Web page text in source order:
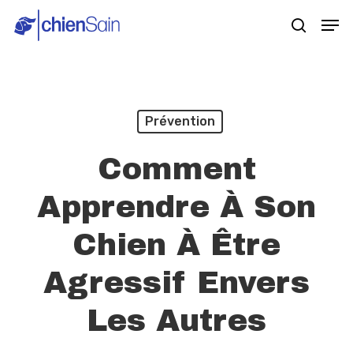
search
Prévention
Comment
Apprendre À Son
Chien À Être
Agressif Envers
Les Autres